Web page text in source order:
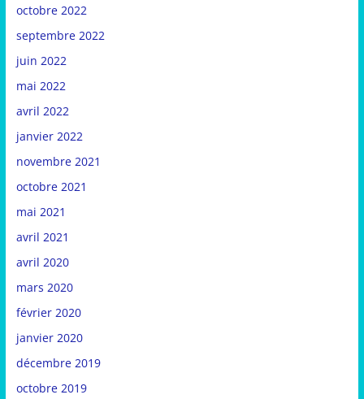
octobre 2022
septembre 2022
juin 2022
mai 2022
avril 2022
janvier 2022
novembre 2021
octobre 2021
mai 2021
avril 2021
avril 2020
mars 2020
février 2020
janvier 2020
décembre 2019
octobre 2019